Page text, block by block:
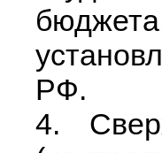
РФ.
4.